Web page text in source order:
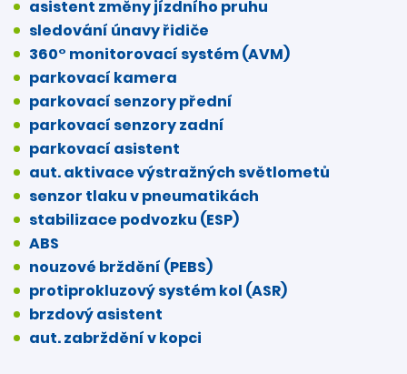
asistent změny jízdního pruhu
sledování únavy řidiče
360° monitorovací systém (AVM)
parkovací kamera
parkovací senzory přední
parkovací senzory zadní
parkovací asistent
aut. aktivace výstražných světlometů
senzor tlaku v pneumatikách
stabilizace podvozku (ESP)
ABS
nouzové brždění (PEBS)
protiprokluzový systém kol (ASR)
brzdový asistent
aut. zabrždění v kopci